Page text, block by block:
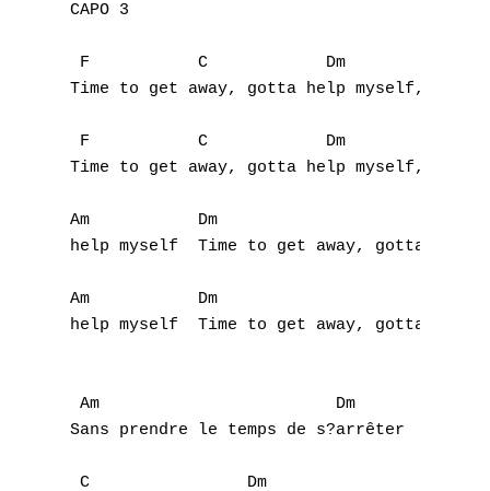
CAPO 3
F           C            Dm
Time to get away, gotta help myself, Soon
F           C            Dm
Time to get away, gotta help myself, Soon
Am           Dm                      Am
help myself  Time to get away, gotta help
Am           Dm                      Am
help myself  Time to get away, gotta help
Am                        Dm
Sans prendre le temps de s?arrêter
C                Dm